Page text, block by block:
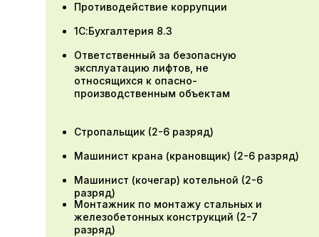
Противодействие коррупции
1С:Бухгалтерия 8.3
Ответственный за безопасную
эксплуатацию лифтов, не
относящихся к опасно-
производственным объектам
Стропальщик (2-6 разряд)
Машинист (кочегар) котельной (2-6
разряд)
Монтажник по монтажу стальных и
железобетонных конструкций (2-7
разряд)
Машинист крана (крановщик) (2-6 разряд)
Партнеры